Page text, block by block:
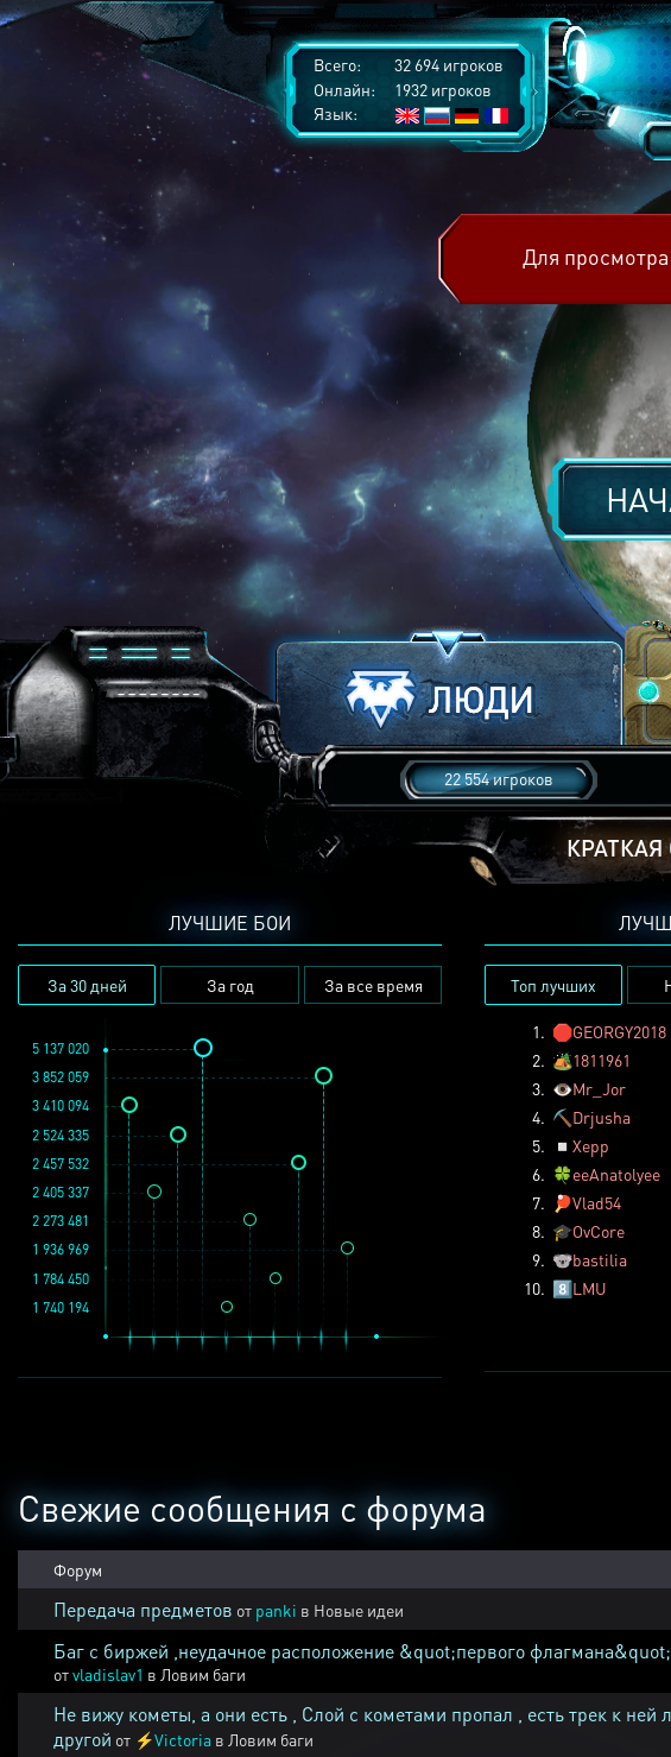
Всего:
32 694 игроков
Онлайн:
1932 игроков
Язык:
Для просмотра
22 554 игроков
ЛУЧШИЕ БОИ
За 30 дней За год За все время
1 936 969
3 852 059
2 457 532
1 784 450
2 273 481
1 740 194
5 137 020
2 524 335
2 405 337
3 410 094
Топ лучших
1. 🛑GEORGY2018
2. 🏕️1811961
3. 👁️Mr_Jor
4. ⛏️ Drjusha
5.
◽ Xepp
6. 🍀eeAnatolyee
7.
🏓Vlad54
8. 🎓OvCore
9. 🐨bastilia
10. 8️⃣LMU
Свежие сообщения с форума
Форум
Передача предметов от panki в Новые идеи
Баг с биржей ,неудачное расположение &quot;первого
отvladislav1 в Ловим баги
Не вижу кометы, а они есть , Слой с кометами пропал , есть трек к ней
другой от ⚡Victoria в Ловим баги